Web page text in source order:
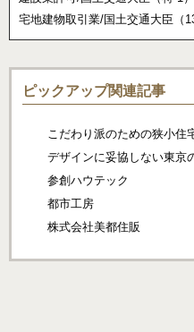
宅地建物取引業/国土交通大臣（
ピックアップ関連記事
こだわり派のための狭小住
デザインに妥協しない東京
参創ハウテック
都市工房
株式会社美都住販